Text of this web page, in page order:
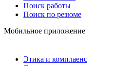
Поиск работы
Поиск по резюме
Мобильное приложение
Этика и комплаенс